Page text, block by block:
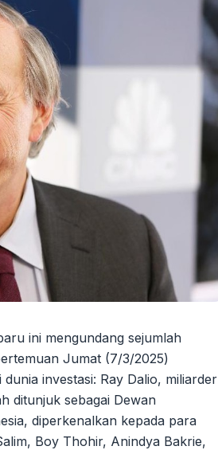
ini mengundang sejumlah
Jumat (7/3/2025)
investasi: Ray Dalio, miliarder
ditunjuk sebagai Dewan
diperkenalkan kepada para
Boy Thohir, Anindya Bakrie,